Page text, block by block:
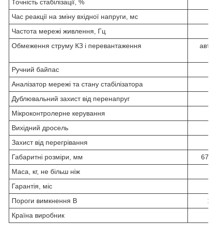
Точність стабілізації, %
Час реакції на зміну вхідної напруги, мс
Частота мережі живлення, Гц
Обмеження струму КЗ і перевантаження
Ручний байпас
Аналізатор мережі та стану стабілізатора
Дублювальний захист від перенапруг
Мікроконтролерне керування
Вихідний дросель
Захист від перегрівання
Габаритні розміри, мм
Маса, кг, не більш ніж
Гарантія, міс
Пороги вимкнення В
Країна виробник